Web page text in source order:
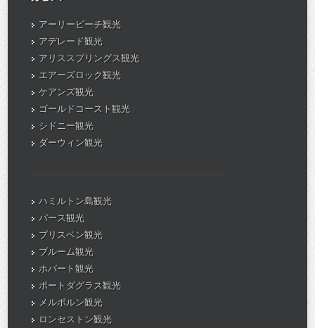
アーリービーチ観光
アデレード観光
アリススプリングス観光
エアーズロック観光
ケアンズ観光
ゴールドコースト観光
シドニー観光
ダーウィン観光
ハミルトン島観光
パース観光
ブリスベン観光
ブルーム観光
ホバート観光
ポートダグラス観光
メルボルン観光
ロンセストン観光